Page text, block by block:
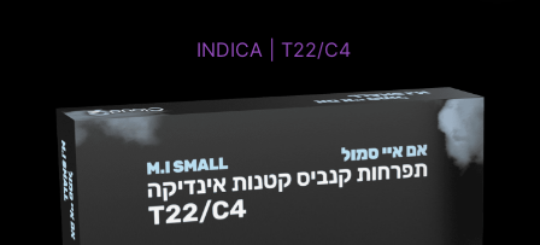
INDICA | T22/C4 ​
INDICA | T22/C4 ​
THC: 20%-24% | CBD: 0%-1%
טרפנים דומיננטים: Caryophyllene, Humulene,
Limonene